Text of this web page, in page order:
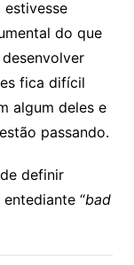
estivesse
do que
fica difícil
algum deles e
passando.
definir
“bad